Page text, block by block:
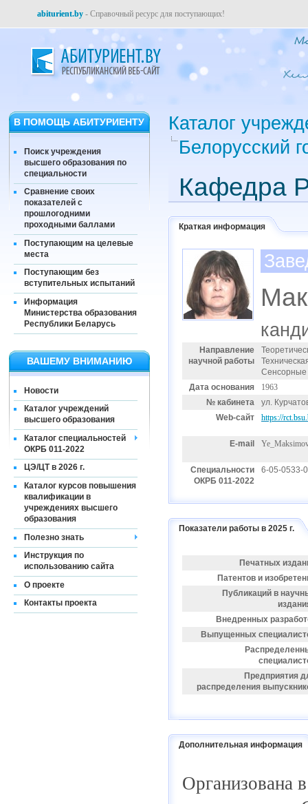
abiturient.by - Справочный ресурс для поступающих!
В ПОМОЩЬ АБИТУРИЕНТУ
Поиск учреждения
высшего образования по
специальности
Сравнение своих
показателей с
прошлогодними
проходными баллами
Поступающим на целевые
места
Поступающим без
вступительных испытаний
Информация
Министерства образования
Республики Беларусь
ВАШЕМУ ВНИМАНИЮ
Новости
Каталог учреждений
высшего образования
Каталог специальностей
ОКРБ 011-2022
ЦЭ/ЦТ в 2026 г.
Каталог курсов повышения
квалификации в
учреждениях высшего
образования
Полезно знать
Инструкция по
использованию сайта
О проекте
Контакты проекта
Каталог
Белорусский
Кафедра
Краткая информация
Направление
научной работы
Сенсорные
Дата основания
1963
№ кабинета
ул.
Web-сайт
https://
E-mail
Специальности
ОКРБ 011-2022
6-05-0533-
Показатели работы в 2025 г.
Печатных
Патентов и
Публикаций в
Внедренных
Выпущенных
Предприятия
распределения
Дополнительная информация
Организована